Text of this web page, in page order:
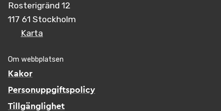
Rosterigränd 12
117 61 Stockholm
Karta
Om webbplatsen
Kakor
Personuppgiftspolicy
Tillgänglighet